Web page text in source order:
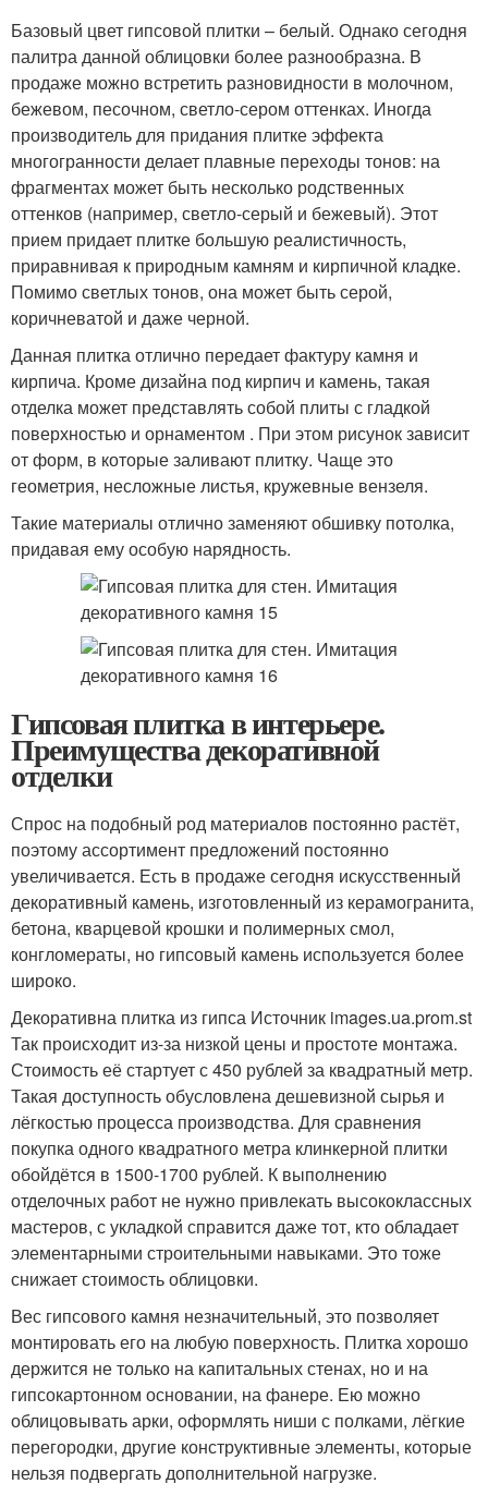
Базовый цвет гипсовой плитки – белый. Однако сегодня
палитра данной облицовки более разнообразна. В
продаже можно встретить разновидности в молочном,
бежевом, песочном, светло-сером оттенках. Иногда
производитель для придания плитке эффекта
многогранности делает плавные переходы тонов: на
фрагментах может быть несколько родственных
оттенков (например, светло-серый и бежевый). Этот
прием придает плитке большую реалистичность,
приравнивая к природным камням и кирпичной кладке.
Помимо светлых тонов, она может быть серой,
коричневатой и даже черной.
Данная плитка отлично передает фактуру камня и
кирпича. Кроме дизайна под кирпич и камень, такая
отделка может представлять собой плиты с гладкой
поверхностью и орнаментом . При этом рисунок зависит
от форм, в которые заливают плитку. Чаще это
геометрия, несложные листья, кружевные вензеля.
Такие материалы отлично заменяют обшивку потолка,
придавая ему особую нарядность.
Гипсовая плитка в интерьере.
Преимущества декоративной
отделки
Спрос на подобный род материалов постоянно растёт,
поэтому ассортимент предложений постоянно
увеличивается. Есть в продаже сегодня искусственный
декоративный камень, изготовленный из керамогранита,
бетона, кварцевой крошки и полимерных смол,
конгломераты, но гипсовый камень используется более
широко.
Декоративна плитка из гипса Источник images.ua.prom.st
Так происходит из-за низкой цены и простоте монтажа.
Стоимость её стартует с 450 рублей за квадратный метр.
Такая доступность обусловлена дешевизной сырья и
лёгкостью процесса производства. Для сравнения
покупка одного квадратного метра клинкерной плитки
обойдётся в 1500-1700 рублей. К выполнению
отделочных работ не нужно привлекать высококлассных
мастеров, с укладкой справится даже тот, кто обладает
элементарными строительными навыками. Это тоже
снижает стоимость облицовки.
Вес гипсового камня незначительный, это позволяет
монтировать его на любую поверхность. Плитка хорошо
держится не только на капитальных стенах, но и на
гипсокартонном основании, на фанере. Ею можно
облицовывать арки, оформлять ниши с полками, лёгкие
перегородки, другие конструктивные элементы, которые
нельзя подвергать дополнительной нагрузке.